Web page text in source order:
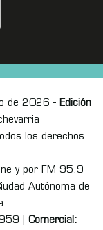
de 2026 - Edición
los derechos
y por FM 95.9
Autónoma de
| Comercial: